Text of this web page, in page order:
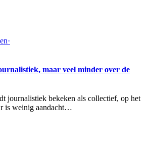
·
maar veel minder over de
journalistiek bekeken als collectief, op het
is weinig aandacht…